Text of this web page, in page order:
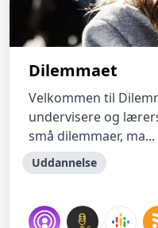
Dilemmaet
Velkommen til
undervisere og
små dilemmaer, ma...
Uddannelse